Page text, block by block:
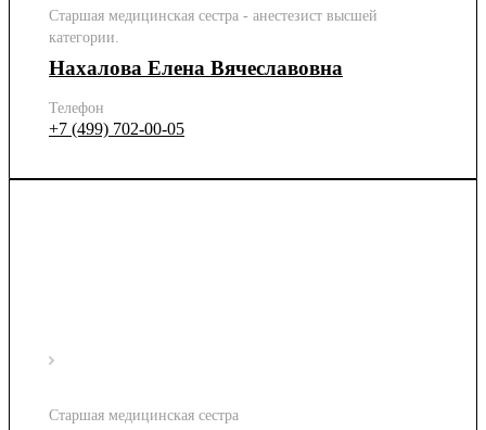
Старшая медицинская сестра - анестезист высшей
категории.
Нахалова Елена Вячеславовна
Телефон
+7 (499) 702-00-05
Старшая медицинская сестра